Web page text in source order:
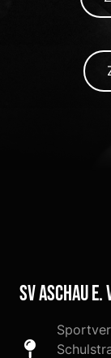
SV Aschau e.